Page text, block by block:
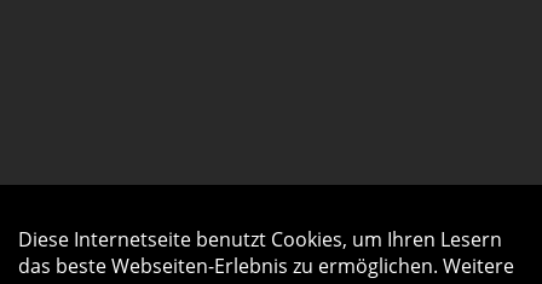
Diese Internetseite benutzt Cookies, um Ihren Lesern
das beste Webseiten-Erlebnis zu ermöglichen. Weitere
Auftrag widerrufen